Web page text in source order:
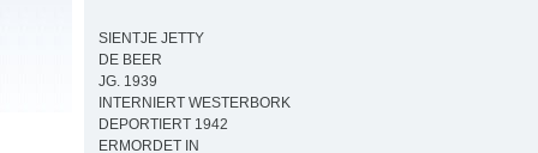
SIENTJE JETTY
DE BEER
JG. 1939
INTERNIERT WESTERBORK
DEPORTIERT 1942
ERMORDET IN